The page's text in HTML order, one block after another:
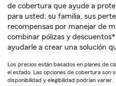
de cobertura que ayude a
para usted: su familia, sus
recompensas por manejar de
combinar pólizas y
ayudarle a crear una solución
Los precios están basados en planes de
el estado. Las opciones de cobertura son
disponibilidad y elegibilidad podrían variar.